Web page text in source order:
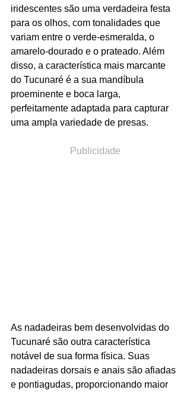
iridescentes são uma verdadeira festa
para os olhos, com tonalidades que
variam entre o verde-esmeralda, o
amarelo-dourado e o prateado. Além
disso, a característica mais marcante
do Tucunaré é a sua mandíbula
proeminente e boca larga,
perfeitamente adaptada para capturar
uma ampla variedade de presas.
Publicidade
As nadadeiras bem desenvolvidas do
Tucunaré são outra característica
notável de sua forma física. Suas
nadadeiras dorsais e anais são afiadas
e pontiagudas, proporcionando maior